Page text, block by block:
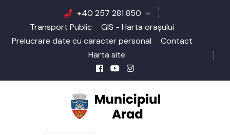
+40 257 281 850
Transport Public
GIS - Harta orașului
Prelucrare date cu caracter personal
Contact
Harta site